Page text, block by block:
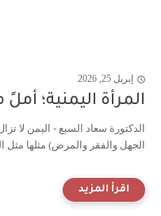
إبريل 25, 2026
المرأة اليمنية؛ أملً
الدكتورة سعاد السبع - اليمن لا
الجهل والفقر والمرض) مثلها مثل